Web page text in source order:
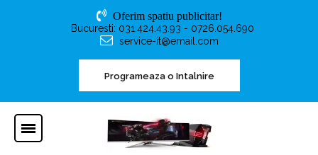
Oferim spatiu publicitar!
Bucuresti: 031.424.43.93 - 0726.054.690
service-it@email.com
Programeaza o Intalnire